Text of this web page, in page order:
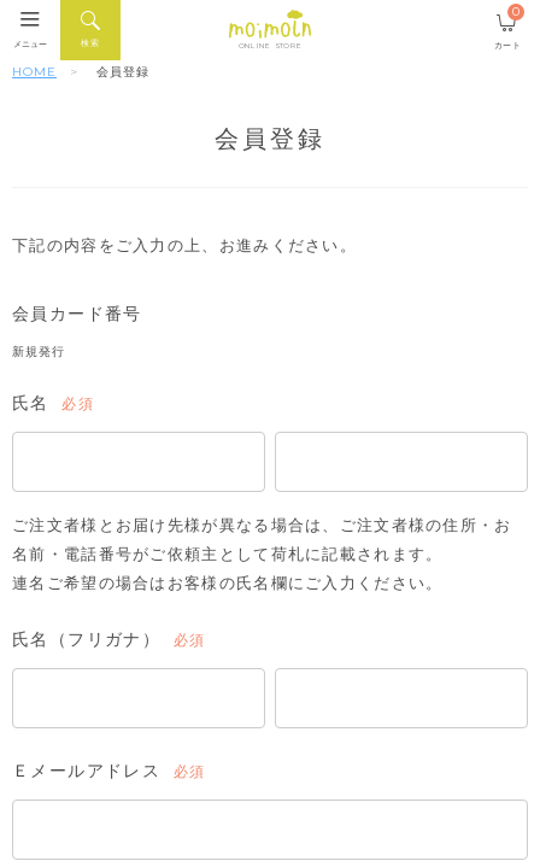
ONLINE STORE
検索
メニュー カート
0
HOME 会員登録
会員登録
下記の内容をご入力の上、お進みください。
会員カード番号
新規発行
氏名
須)
ご注文者様とお届け先様が異なる場合は、ご注文者様の住所・お
名前・電話番号がご依頼主として荷札に記載されます。
連名ご希望の場合はお客様の氏名欄にご入力ください。
氏名（フリガナ）
須)
Ｅメールアドレス
須)